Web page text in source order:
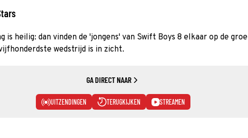
is heilig: dan vinden de 'jongens' van Swift Boys 8 elkaar op de
wedstrijd is in zicht.
GA DIRECT NAAR
UITZENDINGEN TERUGKIJKEN STREAMEN